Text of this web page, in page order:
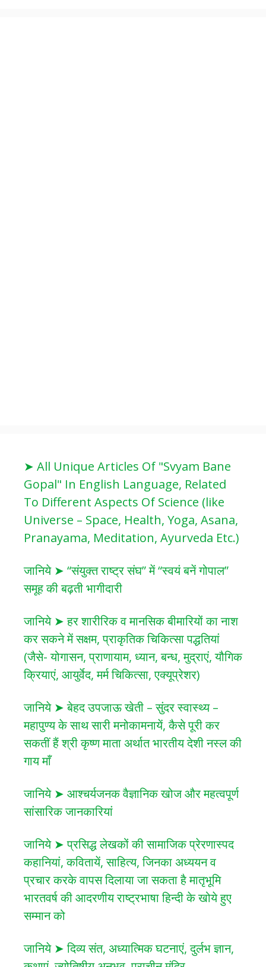
➤ All Unique Articles Of "Svyam Bane
Gopal" In English Language, Related
To Different Aspects Of Science (like
Universe – Space, Health, Yoga, Asana,
Pranayama, Meditation, Ayurveda Etc.)
जानिये ➤ “संयुक्त राष्ट्र संघ” में “स्वयं बनें गोपाल”
समूह की बढ़ती भागीदारी
जानिये ➤ हर शारीरिक व मानसिक बीमारियों का नाश
कर सकने में सक्षम, प्राकृतिक चिकित्सा पद्धतियां
(जैसे- योगासन, प्राणायाम, ध्यान, बन्ध, मुद्राएं, यौगिक
क्रियाएं, आयुर्वेद, मर्म चिकित्सा, एक्यूप्रेशर)
जानिये ➤ बेहद उपजाऊ खेती – सुंदर स्वास्थ्य –
महापुण्य के साथ सारी मनोकामनायें, कैसे पूरी कर
सकतीं हैं श्री कृष्ण माता अर्थात भारतीय देशी नस्ल की
गाय माँ
जानिये ➤ आश्चर्यजनक वैज्ञानिक खोज और महत्वपूर्ण
सांसारिक जानकारियां
जानिये ➤ प्रसिद्ध लेखकों की सामाजिक प्रेरणास्पद
कहानियां, कवितायें, साहित्य, जिनका अध्ययन व
प्रचार करके वापस दिलाया जा सकता है मातृभूमि
भारतवर्ष की आदरणीय राष्ट्रभाषा हिन्दी के खोये हुए
सम्मान को
जानिये ➤ दिव्य संत, अध्यात्मिक घटनाएं, दुर्लभ ज्ञान,